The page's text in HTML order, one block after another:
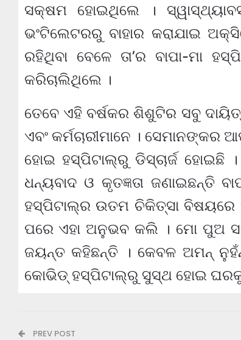
ସକ୍ଷମ ହୋଇଥିଲେ ।
ଭଂଟିଲେଟରରୁ ବାହାର କରାଯାଇ
ରହିଥିବା ବେଳେ ତା’ର ବାପା-ମା
କରିଚାଲିଥିଲେ ।
ତେବେ ଏହି ବର୍ଷକର ଶିଶୁଟିର ସବୁ
ଏବଂ କର୍ମଚାରୀମାନେ ।
ହୋଇ ହସ୍ପିଟାଲ୍‌ରୁ ଡିସ୍‌ଚାର୍ଜ
ଧନ୍ୟବାଦ ଓ କୃତଜ୍ଞତା ଜଣାଇଛନ୍ତି
ହସ୍ପିଟାଲ୍‌ର ଉତମ ଚିକିତ୍ସା
ପରେ ଏହା ଅନୁଭବ କଲି । ମୋ ପୁଅ
ଜୟନ୍ତ କହିଛନ୍ତି । କେବଳ ଅମନ୍
କୋଭିଡ୍ ହସ୍ପିଟାଲ୍‌ରୁ ସୁସ୍ଥ ହୋଇ
PREV POST